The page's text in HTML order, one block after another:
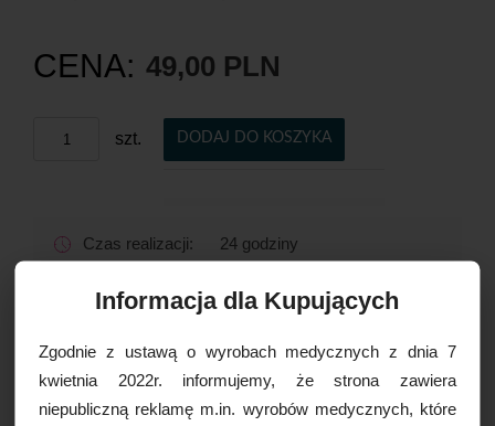
CENA: 49,00 PLN
szt. DODAJ DO KOSZYKA
Czas realizacji: 24 godziny
OPCJE DOSTAWY
Paczkomaty 16,99 zł brutto
Drukuj
Informacja dla Kupujących
Zgodnie z ustawą o wyrobach medycznych z dnia 7
kwietnia 2022r. informujemy, że strona zawiera
niepubliczną reklamę m.in. wyrobów medycznych, które